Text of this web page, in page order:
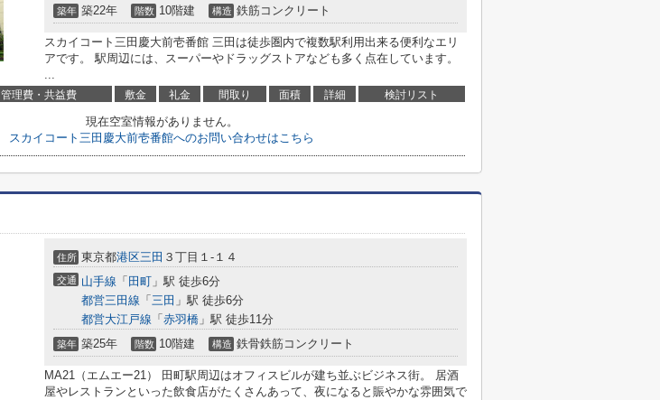
築年 築22年 階数 10階建 構造 鉄筋コンクリート
スカイコート三田慶大前壱番館 三田は徒歩圏内で複数駅利用出来る便利なエリ
アです。 駅周辺には、スーパーやドラッグストアなども多く点在しています。
...
管理費・共益費 敷金 礼金 間取り 面積 詳細 検討リスト
現在空室情報がありません。
スカイコート三田慶大前壱番館へのお問い合わせはこちら
住所 東京都港区三田 ３丁目１-１４
交通 山手線 「 田町 」駅 徒歩6分
都営三田線 「 三田 」駅 徒歩6分
都営大江戸線 「 赤羽橋 」駅 徒歩11分
築年 築25年 階数 10階建 構造 鉄骨鉄筋コンクリート
MA21（エムエー21） 田町駅周辺はオフィスビルが建ち並ぶビジネス街。 居酒
屋やレストランといった飲食店がたくさんあって、夜になると賑やかな雰囲気で